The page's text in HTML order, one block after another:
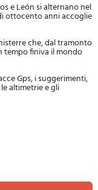
e León si alternano nel
ottocento anni accoglie
che, dal tramonto
tempo finiva il mondo
Gps, i suggerimenti,
altimetrie e gli